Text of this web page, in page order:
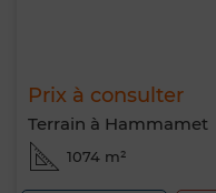
Prix à consulter
Terrain à Hammamet
1074 m²